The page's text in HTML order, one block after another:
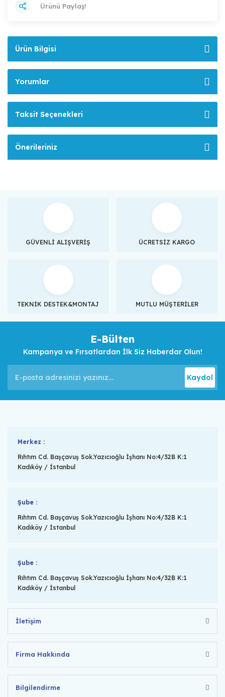
Ürünü Paylaş!
Ürün Bilgisi
Yorumlar
Taksit Seçenekleri
Önerileriniz
GÜVENLİ ALIŞVERİŞ ÜCRETSİZ KARGO
TEKNİK DESTEK&MONTAJ MUTLU MÜŞTERİLER
E-Bülten
Kampanya ve Fırsatlardan İlk Siz Haberdar Olun!
Kaydol
Merkez :
Rıhtım Cd. Başçavuş Sok.Yazıcıoğlu İşhanı No:4/32B K:1
Kadıköy / İstanbul
Şube :
Rıhtım Cd. Başçavuş Sok.Yazıcıoğlu İşhanı No:4/32B K:1
Kadıköy / İstanbul
Şube :
Rıhtım Cd. Başçavuş Sok.Yazıcıoğlu İşhanı No:4/32B K:1
Kadıköy / İstanbul
İletişim
Firma Hakkında
Bilgilendirme